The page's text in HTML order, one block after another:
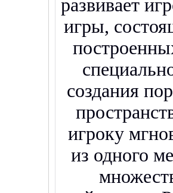
развивает
игры,
создания
игроку
из одного